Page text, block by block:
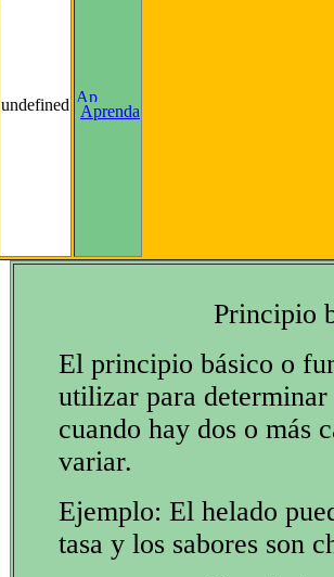
undefined Aprenda
Principio
El principio básico o
utilizar para determinar
cuando hay dos o más
variar.
Ejemplo: El helado
tasa y los sabores son